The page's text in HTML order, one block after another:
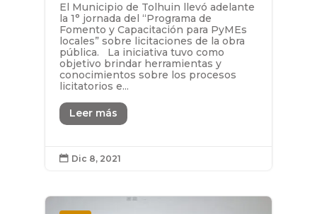
El Municipio de Tolhuin llevó adelante
la 1° jornada del “Programa de
Fomento y Capacitación para PyMEs
locales” sobre licitaciones de la obra
pública. La iniciativa tuvo como
objetivo brindar herramientas y
conocimientos sobre los procesos
licitatorios e...
Leer más
 Dic 8, 2021